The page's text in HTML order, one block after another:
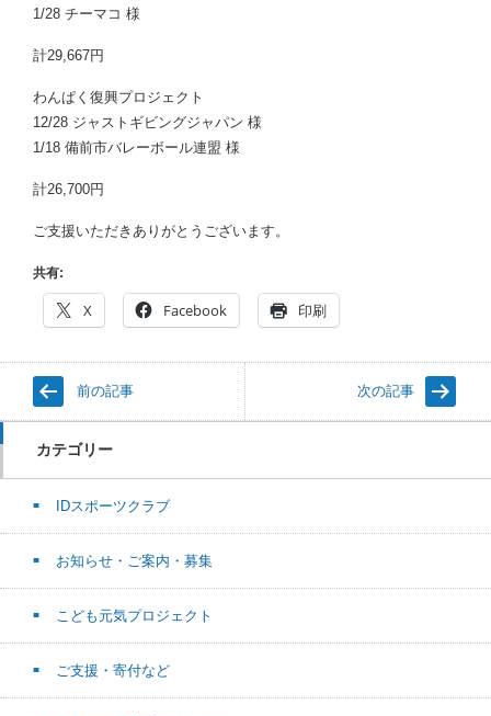
1/28 チーマコ 様
計29,667円
わんぱく復興プロジェクト
12/28 ジャストギビングジャパン 様
1/18 備前市バレーボール連盟 様
計26,700円
ご支援いただきありがとうございます。
共有:
X Facebook 印刷
前の記事 次の記事
カテゴリー
IDスポーツクラブ
お知らせ・ご案内・募集
こども元気プロジェクト
ご支援・寄付など